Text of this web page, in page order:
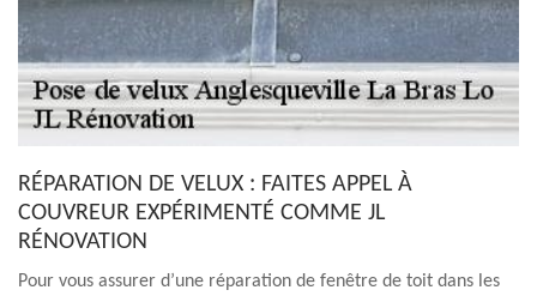
RÉPARATION DE VELUX : FAITES APPEL À
COUVREUR EXPÉRIMENTÉ COMME JL
RÉNOVATION
Pour vous assurer d’une réparation de fenêtre de toit dans les